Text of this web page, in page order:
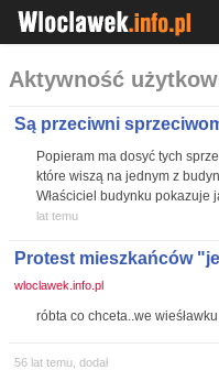
Aktywność
Są przeciwni
Popieram ma dosyć tych
które wiszą na jednym z
Właściciel budynku pokazuje
lat temu
Protest mieszkańców
wloclawek.info.pl
róbta co chceta..we wieśławku
56 lat temu, dodał